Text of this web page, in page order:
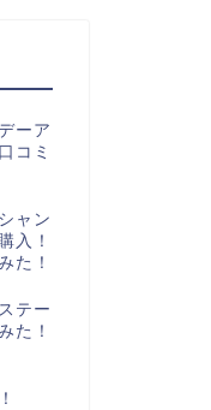
ーア
コミ
ャン
入！
た！
テー
た！